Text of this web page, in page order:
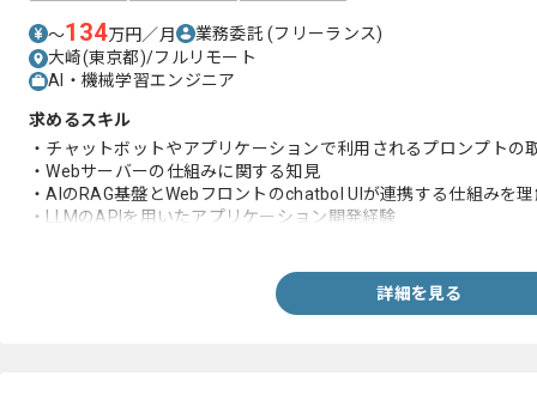
〜134万円／月 業務委託(フリーランス)
大崎(東京都)/フルリモート
AI・機械学習エンジニア
求めるスキル
・チャットボットやアプリケーションで利用されるプロンプトの
・Webサーバーの仕組みに関する知見
・AIのRAG基盤とWebフロントのchatbol UIが連携する仕組みを
・LLMのAPIを用いたアプリケーション開発経験
詳細を見る